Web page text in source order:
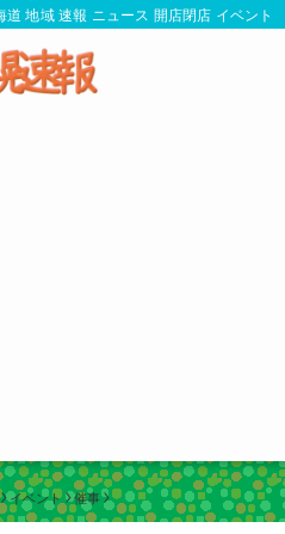
道 地域 速報 ニュース 開店閉店 イベント
イベント 催事